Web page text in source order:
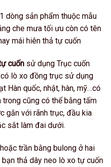
dòng sản phẩm thuộc mẫu
che mưa tối ưu còn có tên
mái hiên thả tự cuốn
cuốn sử dụng Trục cuốn
lò xo đồng trục sử dụng
Hàn quốc, nhật, hàn, mỹ…có
cũng có thể bằng tấm
gắn với rãnh trục, đầu kia
sắt làm đai dưới.
trần bằng bulong ở hai
thả dây neo lò xo tự cuốn